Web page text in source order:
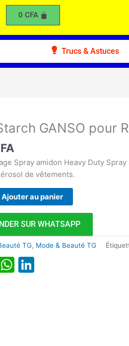
0 CFA
Trucs & Astuces
GANSO pour
Spray amidon Heavy Duty
de vêtements.
Ajouter au panier
SUR WHATSAPP
TG, Mode & Beauté TG
WhatsApp